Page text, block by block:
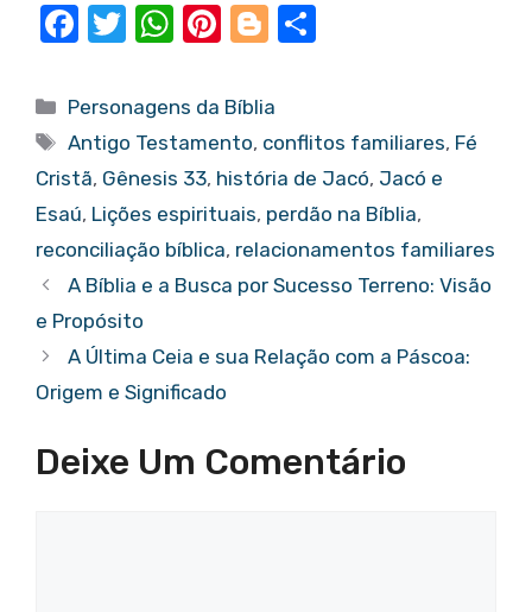
F
c
e
b
o
o
k
T
it
te
r
W
at
s
A
p
p
Pi
er
e
st
Bl
g
g
er
e
Categorias
Personagens da Bíblia
Tags
Antigo Testamento, conflitos familiares, Fé
Cristã, Gênesis 33, história de Jacó, Jacó e
Esaú, Lições espirituais, perdão na Bíblia,
reconciliação bíblica, relacionamentos familiares
A Bíblia e a Busca por Sucesso Terreno: Visão
e Propósito
A Última Ceia e sua Relação com a Páscoa:
Origem e Significado
Deixe Um Comentário